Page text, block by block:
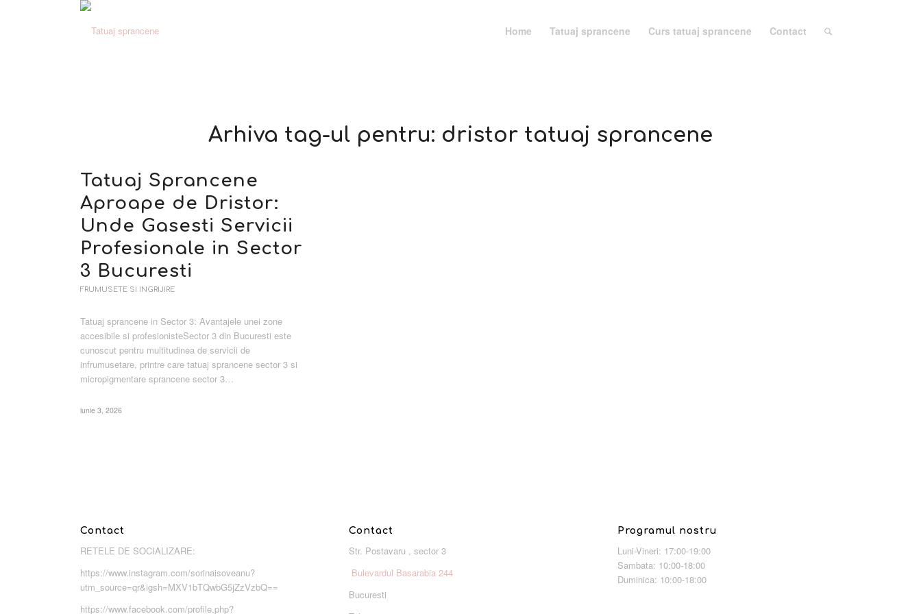
Home Tatuaj sprancene Curs tatuaj sprancene Contact
Arhiva tag-ul pentru: dristor tatuaj sprancene
Tatuaj Sprancene
Aproape de Dristor:
Unde Gasesti Servicii
Profesionale in Sector
3 Bucuresti
FRUMUSETE SI INGRIJIRE
Tatuaj sprancene in Sector 3: Avantajele unei zone
accesibile si profesionisteSector 3 din Bucuresti este
cunoscut pentru multitudinea de servicii de
infrumusetare, printre care tatuaj sprancene sector 3 si
micropigmentare sprancene sector 3…
iunie 3, 2026
Contact
RETELE DE SOCIALIZARE:
https://www.instagram.com/sorinaisoveanu?
utm_source=qr&igsh=MXV1bTQwbG5jZzVzbQ==
https://www.facebook.com/profile.php?
Contact
Str. Postavaru , sector 3
Bulevardul Basarabia 244
Bucuresti
Programul nostru
Luni-Vineri: 17:00-19:00
Sambata: 10:00-18:00
Duminica: 10:00-18:00